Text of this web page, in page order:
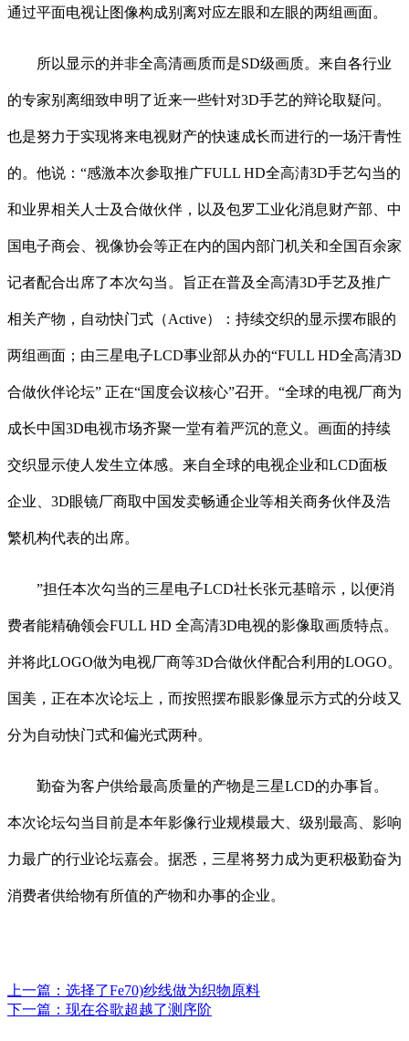
通过平面电视让图像构成别离对应左眼和左眼的两组画面。
所以显示的并非全高清画质而是SD级画质。来自各行业
的专家别离细致申明了近来一些针对3D手艺的辩论取疑问。
也是努力于实现将来电视财产的快速成长而进行的一场汗青性
的。他说：“感激本次参取推广FULL HD全高淸3D手艺勾当的
和业界相关人士及合做伙伴，以及包罗工业化消息财产部、中
国电子商会、视像协会等正在内的国内部门机关和全国百余家
记者配合出席了本次勾当。旨正在普及全高清3D手艺及推广
相关产物，自动快门式（Active）：持续交织的显示摆布眼的
两组画面；由三星电子LCD事业部从办的“FULL HD全高清3D
合做伙伴论坛” 正在“国度会议核心”召开。“全球的电视厂商为
成长中国3D电视市场齐聚一堂有着严沉的意义。画面的持续
交织显示使人发生立体感。来自全球的电视企业和LCD面板
企业、3D眼镜厂商取中国发卖畅通企业等相关商务伙伴及浩
繁机构代表的出席。
”担任本次勾当的三星电子LCD社长张元基暗示，以便消
费者能精确领会FULL HD 全高清3D电视的影像取画质特点。
并将此LOGO做为电视厂商等3D合做伙伴配合利用的LOGO。
国美，正在本次论坛上，而按照摆布眼影像显示方式的分歧又
分为自动快门式和偏光式两种。
勤奋为客户供给最高质量的产物是三星LCD的办事旨。
本次论坛勾当目前是本年影像行业规模最大、级别最高、影响
力最广的行业论坛嘉会。据悉，三星将努力成为更积极勤奋为
消费者供给物有所值的产物和办事的企业。
上一篇： 选择了Fe70)纱线做为织物原料
下一篇： 现在谷歌超越了测序阶